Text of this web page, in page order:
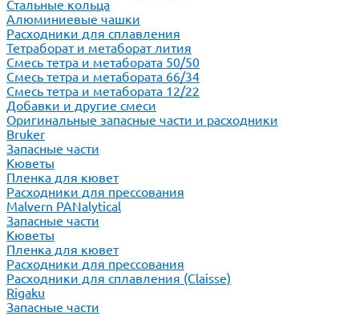
Стальные кольца
Алюминиевые чашки
Расходники для сплавления
Тетраборат и метаборат лития
Смесь тетра и метабората 50/50
Смесь тетра и метабората 66/34
Смесь тетра и метабората 12/22
Добавки и другие смеси
Оригинальные запасные части и расходники
Bruker
Запасные части
Кюветы
Пленка для кювет
Расходники для прессования
Malvern PANalytical
Запасные части
Кюветы
Пленка для кювет
Расходники для прессования
Расходники для сплавления (Claisse)
Rigaku
Запасные части